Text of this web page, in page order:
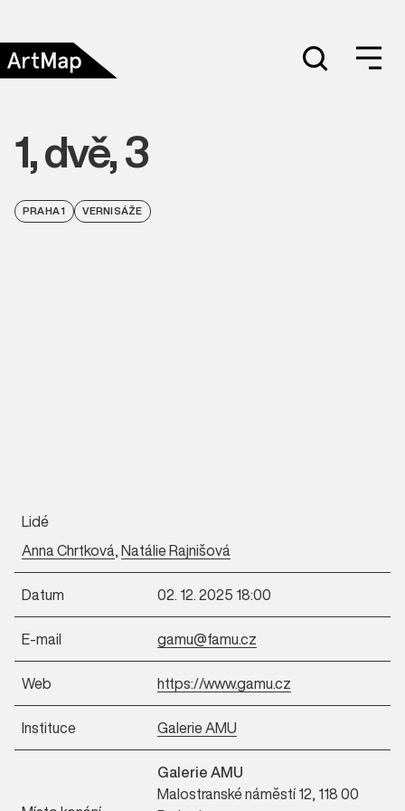
1, dvě, 3
PRAHA 1 VERNISÁŽE
Lidé
Anna Chrtková,Natálie Rajnišová
Datum 02. 12. 2025 18:00
E-mail gamu@famu.cz
Web https://www.gamu.cz
Instituce Galerie AMU
Galerie AMU
Malostranské náměstí 12, 118 00